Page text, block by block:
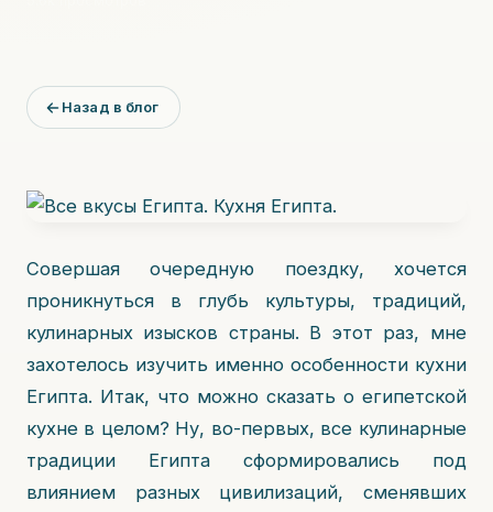
Назад в блог
Совершая очередную поездку, хочется
проникнуться в глубь культуры, традиций,
кулинарных изысков страны. В этот раз, мне
захотелось изучить именно особенности кухни
Египта. Итак, что можно сказать о египетской
кухне в целом? Ну, во-первых, все кулинарные
традиции Египта сформировались под
влиянием разных цивилизаций, сменявших